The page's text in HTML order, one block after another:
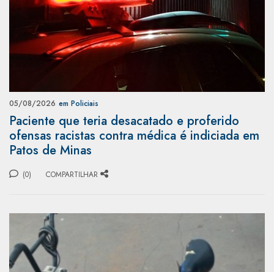
05/08/2026 em Policiais
Paciente que teria desacatado e proferido
ofensas racistas contra médica é indiciada em
Patos de Minas
(0) COMPARTILHAR